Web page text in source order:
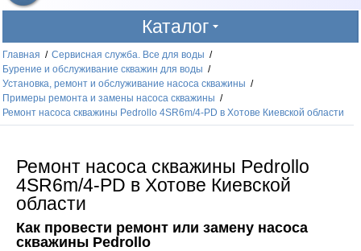
Каталог
Главная / Сервисная служба. Все для воды /
Бурение и обслуживание скважин для воды /
Установка, ремонт и обслуживание насоса скважины /
Примеры ремонта и замены насоса скважины /
Ремонт насоса скважины Pedrollo 4SR6m/4-PD в Хотове Киевской области
Ремонт насоса скважины Pedrollo
4SR6m/4-PD в Хотове Киевской
области
Как провести ремонт или замену насоса
скважины Pedrollo